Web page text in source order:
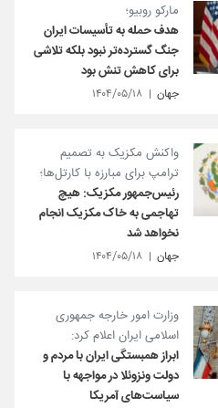
مارکو روبیو؛
هدف حمله به تأسیسات ایران
جنگ گسترده‌تر نبود بلکه تلاشی
برای کاهش تنش بود
جهان ۱۴۰۴/۰۵/۱۸
واکنش مکزیک به تصمیم
ترامپ برای مبارزه با کارتل‌ها؛
رئیس‌جمهور مکزیک: هیچ
تهاجمی به خاک مکزیک انجام
نخواهد شد
جهان ۱۴۰۴/۰۵/۱۸
وزارت امور خارجه جمهوری
اسلامی ایران اعلام کرد:
ابراز همبستگی ایران با مردم و
دولت ونزوئلا در مواجهه با
سیاست‌های آمریکا